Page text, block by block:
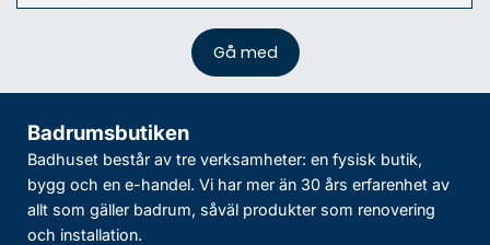
Badrumsbutiken
Badhuset består av tre verksamheter: en fysisk butik,
bygg och en e-handel. Vi har mer än 30 års erfarenhet av
allt som gäller badrum, såväl produkter som renovering
och installation.